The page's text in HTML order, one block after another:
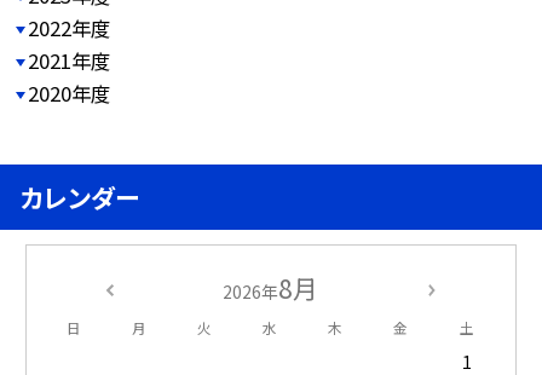
2022年度
2021年度
2020年度
カレンダー
2026年8月
日 月 火 水 木 金 土
1